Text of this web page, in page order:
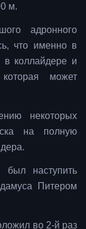
м.
адронного
что именно в
в коллайдере и
может
некоторых
на полную
был наступить
Питером
во 2-й раз